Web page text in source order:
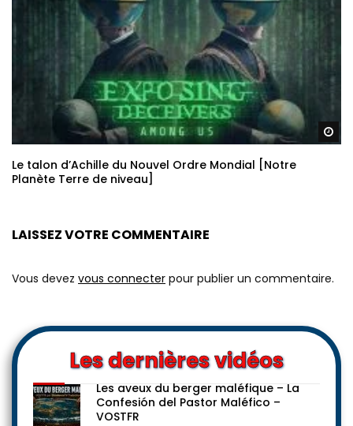
Le talon d’Achille du Nouvel Ordre Mondial [Notre
Planète Terre de niveau]
LAISSEZ VOTRE COMMENTAIRE
Vous devez vous connecter pour publier un commentaire.
Les dernières vidéos
Les aveux du berger maléfique – La
Confesión del Pastor Maléfico –
VOSTFR